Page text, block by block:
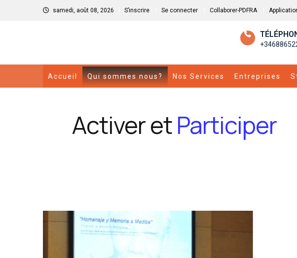
samedi, août 08, 2026 S’inscrire Se connecter Collaborer-PDFRA
Accueil Qui sommes nous? Nos Services Entreprises
Activer etParticiper